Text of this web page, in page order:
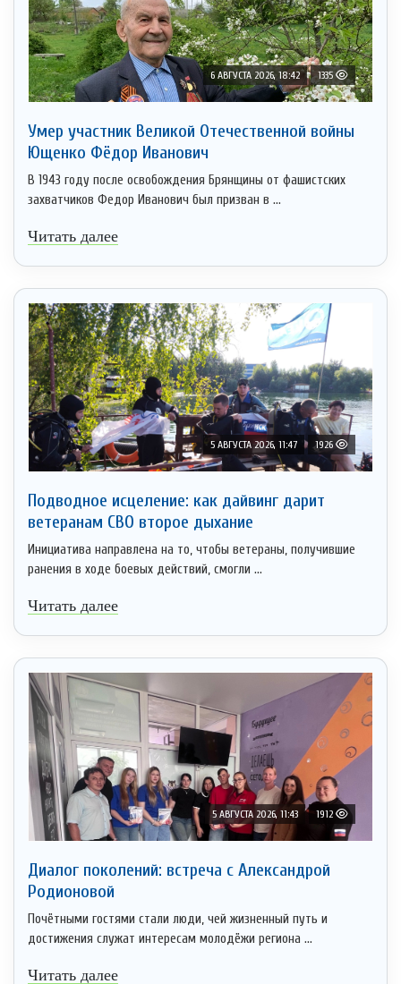
6 АВГУСТА 2026, 18:42 1335
Умер участник Великой Отечественной войны
Ющенко Фёдор Иванович
В 1943 году после освобождения Брянщины от фашистских
захватчиков Федор Иванович был призван в ...
Читать далее
5 АВГУСТА 2026, 11:47 1926
Подводное исцеление: как дайвинг дарит
ветеранам СВО второе дыхание
Инициатива направлена на то, чтобы ветераны, получившие
ранения в ходе боевых действий, смогли ...
Читать далее
5 АВГУСТА 2026, 11:43 1912
Диалог поколений: встреча с Александрой
Родионовой
Почётными гостями стали люди, чей жизненный путь и
достижения служат интересам молодёжи региона ...
Читать далее